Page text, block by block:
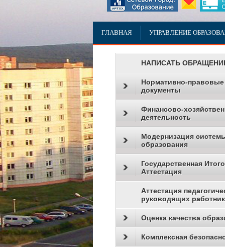
ГЛАВНАЯ УПРАВЛЕНИЕ
НАПИСАТЬ
Нормативно-правовые
документы
Финансово-
деятельность
Модернизация
образования
Государственная
Аттестация
Аттестация
руководящих
Оценка качества
Комплексная